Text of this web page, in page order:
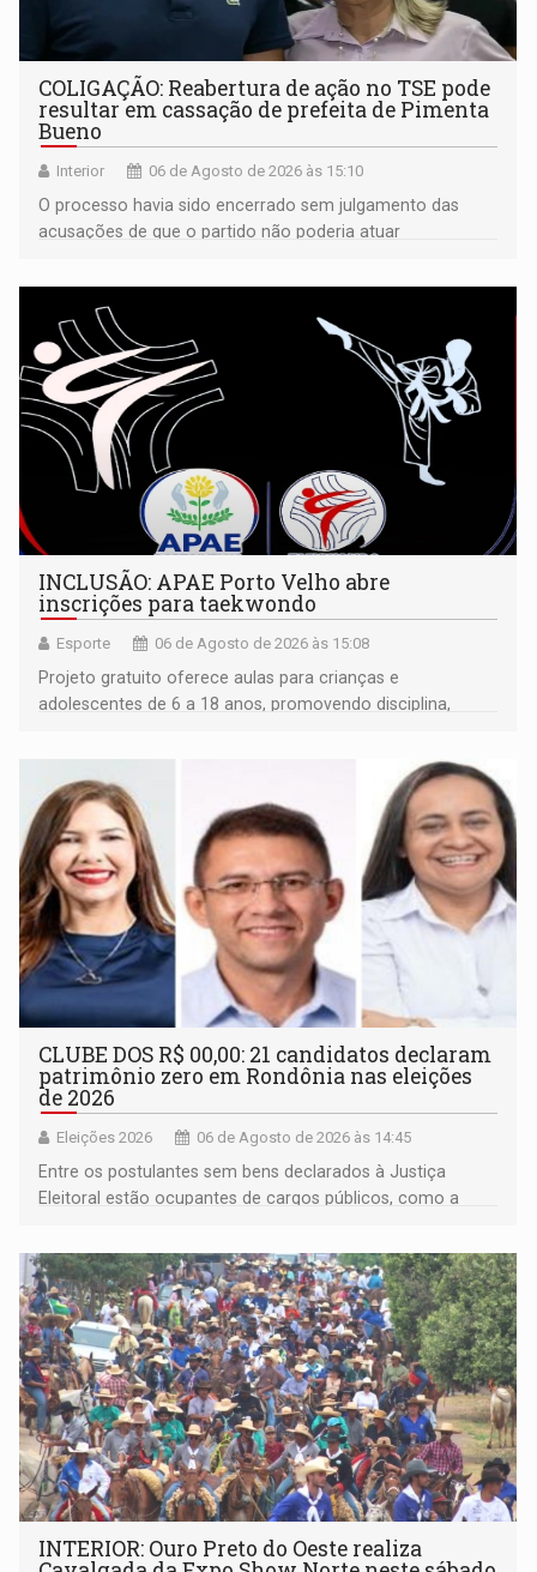
COLIGAÇÃO: Reabertura de ação no TSE pode
resultar em cassação de prefeita de Pimenta
Bueno
Interior 06 de Agosto de 2026 às 15:10
O processo havia sido encerrado sem julgamento das
acusações de que o partido não poderia atuar
INCLUSÃO: APAE Porto Velho abre
inscrições para taekwondo
Esporte 06 de Agosto de 2026 às 15:08
Projeto gratuito oferece aulas para crianças e
adolescentes de 6 a 18 anos, promovendo disciplina,
CLUBE DOS R$ 00,00: 21 candidatos declaram
patrimônio zero em Rondônia nas eleições
de 2026
Eleições 2026 06 de Agosto de 2026 às 14:45
Entre os postulantes sem bens declarados à Justiça
Eleitoral estão ocupantes de cargos públicos, como a
Pedro Geovar (PP) e a vice-prefeita Magna dos Anjos
(NOVO)
INTERIOR: Ouro Preto do Oeste realiza